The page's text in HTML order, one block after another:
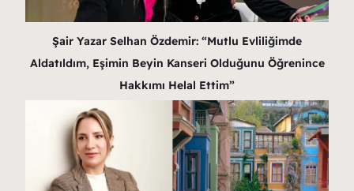
Şair Yazar Selhan Özdemir: “Mutlu Evliliğimde
Aldatıldım, Eşimin Beyin Kanseri Olduğunu Öğrenince
Hakkımı Helal Ettim”